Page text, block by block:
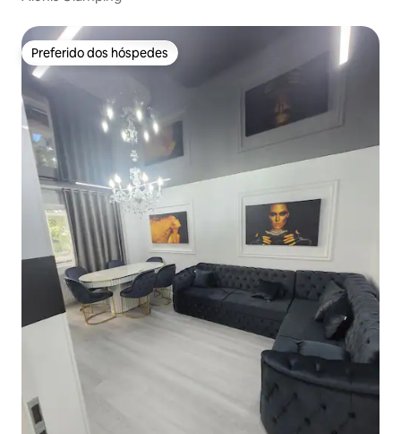
Preferido dos hóspedes
Preferido dos hóspedes